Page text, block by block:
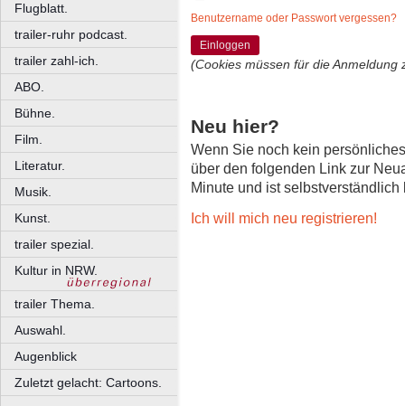
Flugblatt.
trailer-ruhr podcast.
trailer zahl-ich.
ABO.
Bühne.
Film.
Literatur.
Musik.
Kunst.
trailer spezial.
Kultur in NRW.
trailer Thema.
Auswahl.
Augenblick
Zuletzt gelacht: Cartoons.
Benutzername oder Passwort vergessen?
Einloggen
(Cookies müssen für die Anmeldung
Neu hier?
Wenn Sie noch kein
über den folgenden Link zur
Minute und ist selbstverständlich
Ich will mich neu registrieren!